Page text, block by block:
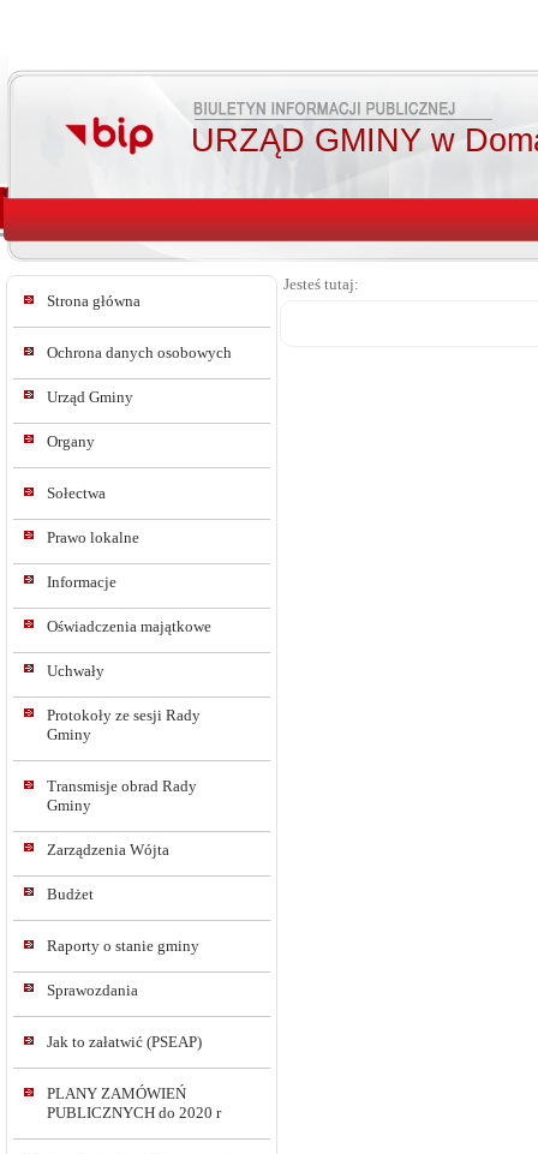
URZĄD GMINY w
Strona główna
Ochrona danych osobowych
Urząd Gminy
Organy
Sołectwa
Prawo lokalne
Informacje
Oświadczenia majątkowe
Uchwały
Protokoły ze sesji Rady
Gminy
Transmisje obrad Rady
Gminy
Zarządzenia Wójta
Budżet
Raporty o stanie gminy
Sprawozdania
Jak to załatwić (PSEAP)
PLANY ZAMÓWIEŃ
PUBLICZNYCH do 2020 r
Jesteś tutaj: